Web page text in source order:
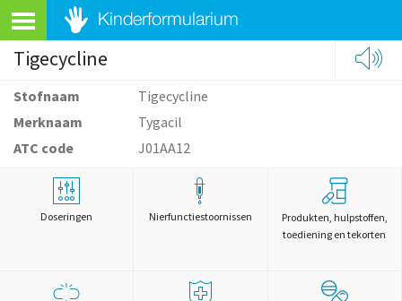
Tigecycline
Stofnaam
Tigecycline
Merknaam
Tygacil
ATC code
J01AA12
Doseringen Nierfunctiestoornissen
Produkten, hulpstoffen,
toediening en tekorten